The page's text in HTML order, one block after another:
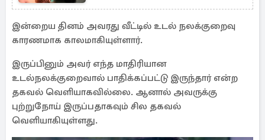
புகைப்படங்கள்
இன்றைய தினம் அவரது வீட்டில் உடல் நலக்குறைவு
காரணமாக காலமாகியுள்ளார்.
இருப்பினும் அவர் எந்த மாதிரியான
உடல்நலக்குறைவால் பாதிக்கப்பட்டு இருந்தார் என்ற
தகவல் வெளியாகவில்லை. ஆனால் அவருக்கு
புற்றுநோய் இருப்பதாகவும் சில தகவல்
வெளியாகியுள்ளது.